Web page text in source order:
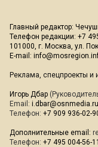
Главный редактор:
Телефон редакции: +7
101000, г. Москва, ул.
E-mail:
Реклама, спецпроекты и
Игорь Дбар
Email: i.dbar@osnmedia.ru
Телефон: +7 909 936-02-
Дополнительные email:
Телефон: +7 495 004-56-11